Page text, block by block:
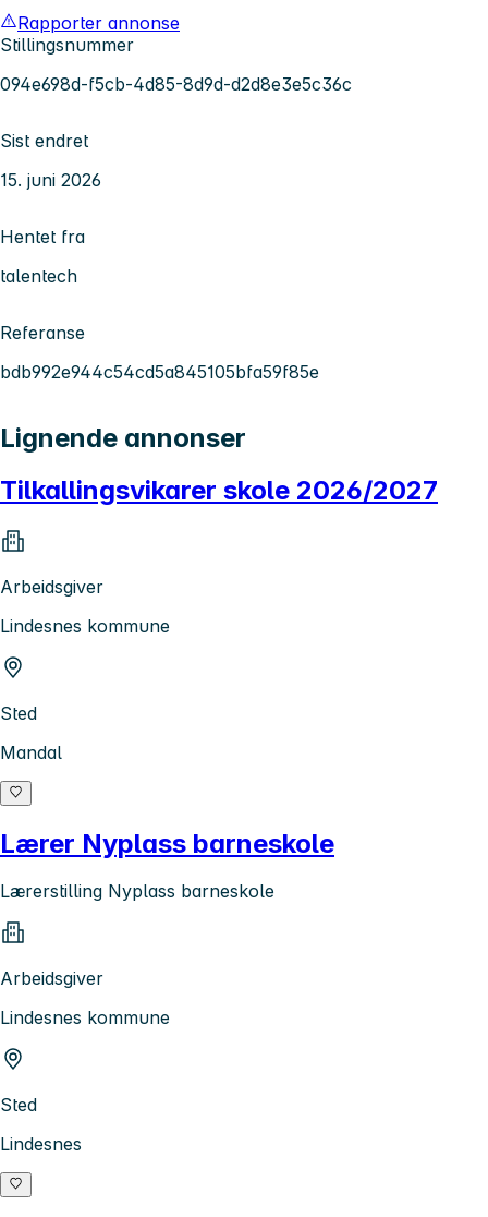
Rapporter annonse
Stillingsnummer
094e698d-f5cb-4d85-8d9d-d2d8e3e5c36c
Sist endret
15. juni 2026
Hentet fra
talentech
Referanse
bdb992e944c54cd5a845105bfa59f85e
Lignende annonser
Tilkallingsvikarer skole 2026/2027
Arbeidsgiver
Lindesnes kommune
Sted
Mandal
Lærer Nyplass barneskole
Lærerstilling Nyplass barneskole
Arbeidsgiver
Lindesnes kommune
Sted
Lindesnes